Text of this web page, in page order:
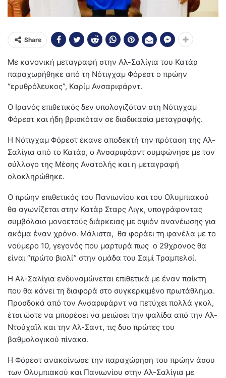
Share
Με κανονική μεταγραφή στην Αλ-Σαλίγια του Κατάρ
παραχωρήθηκε από τη Νότιγχαμ Φόρεστ ο πρώην
“ερυθρόλευκος”, Καρίμ Ανσαριφάρντ.
Ο Ιρανός επιθετικός δεν υπολογιζόταν στη Νότιγχαμ
Φόρεστ και ήδη βρισκόταν σε διαδικασία μεταγραφής.
Η Νότιγχαμ Φόρεστ έκανε αποδεκτή την πρόταση της Αλ-
Σαλίγια από το Κατάρ, ο Ανσαριφάρντ συμφώνησε με τον
σύλλογο της Μέσης Ανατολής και η μεταγραφή
ολοκληρώθηκε.
Ο πρώην επιθετικός του Πανιωνίου και του Ολυμπιακού
θα αγωνίζεται στην Κατάρ Σταρς Λιγκ, υπογράφοντας
συμβόλαιο μονοετούς διάρκειας με οψιόν ανανέωσης για
ακόμα έναν χρόνο. Μάλιστα, θα φοράει τη φανέλα με το
νούμερο 10, γεγονός που μαρτυρά πως ο 29χρονος θα
είναι “πρώτο βιολί” στην ομάδα του Σαμί Τραμπελσί.
Η Αλ-Σαλίγια ενδυναμώνεται επιθετικά με έναν παίκτη
που θα κάνει τη διαφορά στο συγκερκιμένο πρωτάθλημα.
Προσδοκά από τον Ανσαριφάρντ να πετύχει πολλά γκολ,
έτσι ώστε να μπορέσει να μειώσει την ψαλίδα από την Αλ-
Ντούχαϊλ και την Αλ-Σαντ, τις δυο πρώτες του
βαθμολογικού πίνακα.
Η Φόρεστ ανακοίνωσε την παραχώρηση του πρώην άσου
των Ολυμπιακού και Πανιωνίου στην Αλ-Σαλίγια με